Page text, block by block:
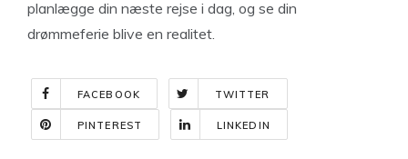
planlægge din næste rejse i dag, og se din
drømmeferie blive en realitet.
FACEBOOK TWITTER
PINTEREST LINKEDIN